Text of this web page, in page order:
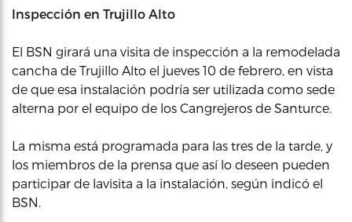
Inspección en Trujillo Alto
El BSN girará una visita de inspección a la remodelada
cancha de Trujillo Alto el jueves 10 de febrero, en vista
de que esa instalación podría ser utilizada como sede
alterna por el equipo de los Cangrejeros de Santurce.
La misma está programada para las tres de la tarde, y
los miembros de la prensa que así lo deseen pueden
participar de lavisita a la instalación, según indicó el
BSN.